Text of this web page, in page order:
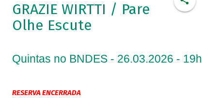
GRAZIE WIRTTI / Pare
Olhe Escute
Quintas no BNDES - 26.03.2026 - 19h
RESERVA ENCERRADA